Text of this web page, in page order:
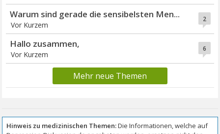
2
Warum sind gerade die sensibelsten Men...
Vor Kurzem
6
Hallo zusammen,
Vor Kurzem
Mehr neue Themen